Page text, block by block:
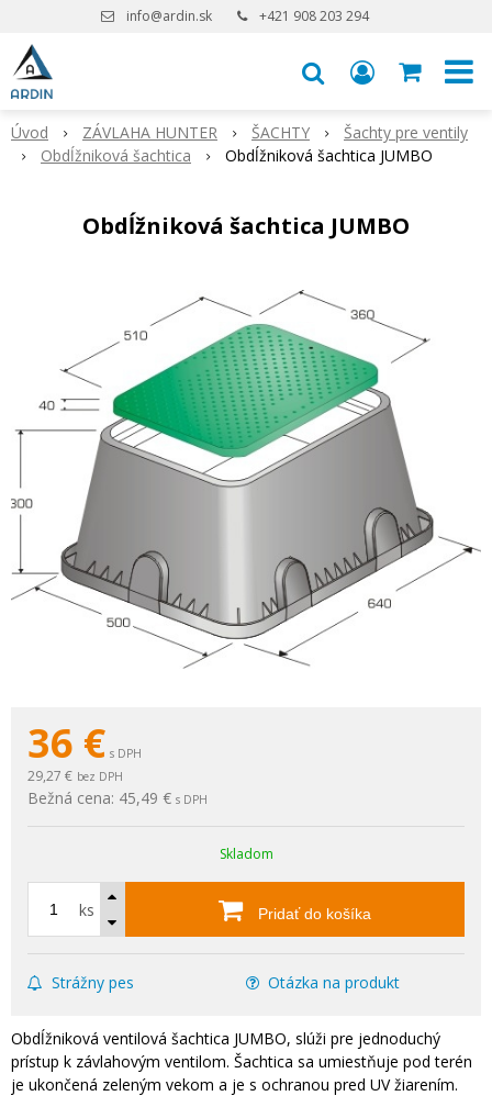
info@ardin.sk +421 908 203 294
Úvod ZÁVLAHA HUNTER ŠACHTY
Šachty pre ventily
Obdĺžniková šachtica
Obdĺžniková šachtica JUMBO
Obdĺžniková šachtica JUMBO
36 € s DPH
29,27 € bez DPH
Bežná cena: 45,49 € s DPH
Skladom
ks Pridať do košíka
Strážny pes Otázka na produkt
Obdĺžniková ventilová šachtica JUMBO, slúži pre jednoduchý
prístup k závlahovým ventilom. Šachtica sa umiestňuje pod terén
je ukončená zeleným vekom a je s ochranou pred UV žiarením.